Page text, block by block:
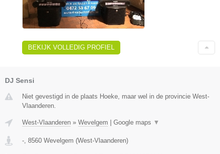
BEKIJK VOLLEDIG PROFIEL
DJ Sensi
Niet gevestigd in de plaats Hoeke, maar wel in de provincie West-
Vlaanderen.
West-Vlaanderen » Wevelgem Google maps ▼
- 8560 Wevelgem (West-Vlaanderen)